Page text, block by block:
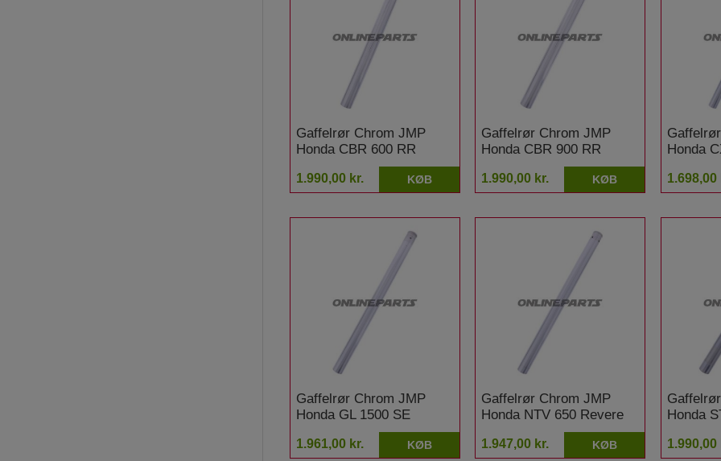
Gaffelrør Chrom JMP
Honda CBR 600 RR
1.990,00 kr. KØB
Gaffelrør Chrom JMP
Honda CBR 900 RR
1.990,00 kr. KØB
Honda
1.698,00
Gaffelrør Chrom JMP
Honda GL 1500 SE
1.961,00 kr. KØB
Gaffelrør Chrom JMP
Honda NTV 650 Revere
1.947,00 kr. KØB
Honda
1.990,00